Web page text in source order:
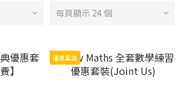
每頁顯示 24 個
優惠套裝